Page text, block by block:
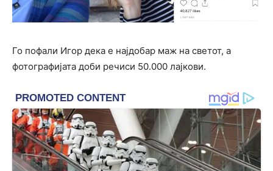
Го пофали Игор дека е најдобар маж на светот, а
фотографијата доби речиси 50.000 лајкови.